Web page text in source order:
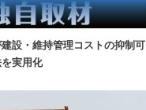
建設・維持管理コストの抑制可
実用化